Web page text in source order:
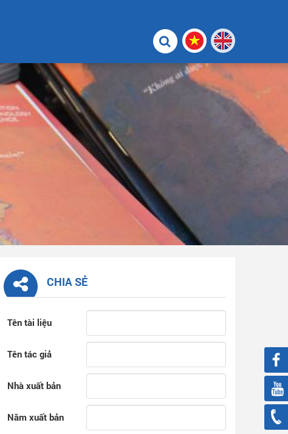
CHIA SẺ
Tên tài liệu
Tên tác giả
Nhà xuất bản
Năm xuất bản